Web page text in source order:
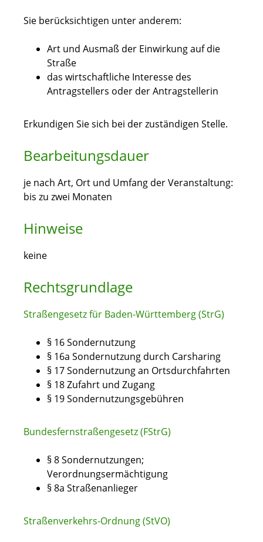
Sie berücksichtigen unter anderem:
Art und Ausmaß der Einwirkung auf die
Straße
das wirtschaftliche Interesse des
Antragstellers oder der Antragstellerin
Erkundigen Sie sich bei der zuständigen Stelle.
Bearbeitungsdauer
je nach Art, Ort und Umfang der Veranstaltung:
bis zu zwei Monaten
Hinweise
keine
Rechtsgrundlage
Straßengesetz für Baden-Württemberg (StrG)
§ 16 Sondernutzung
§ 16a Sondernutzung durch Carsharing
§ 17 Sondernutzung an Ortsdurchfahrten
§ 18 Zufahrt und Zugang
§ 19 Sondernutzungsgebühren
Bundesfernstraßengesetz (FStrG)
§ 8 Sondernutzungen;
Verordnungsermächtigung
§ 8a Straßenanlieger
Straßenverkehrs-Ordnung (StVO)